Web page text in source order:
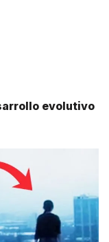
evolutivo